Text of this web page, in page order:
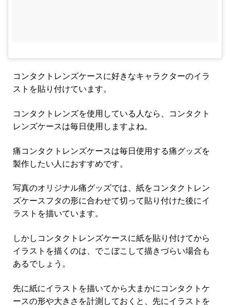
コンタクトレンズケースに好きなキャラクターのイラ
ストを貼り付けています。
コンタクトレンズを使用している人なら、コンタクト
レンズケースは毎日使用しますよね。
痛コンタクトレンズケースは毎日使用する痛グッズを
製作したい人におすすめです。
写真のオリジナル痛グッズでは、紙をコンタクトレン
ズケースフタの形に合わせて切って貼り付けた後にイ
ラストを描いています。
しかしコンタクトレンズケースに紙を貼り付けてから
イラストを描くのは、でこぼこして描きづらい場合も
あるでしょう。
先に紙にイラストを描いてから大まかにコンタクトケ
ースの形や大きさを計測しておくと、先にイラストを